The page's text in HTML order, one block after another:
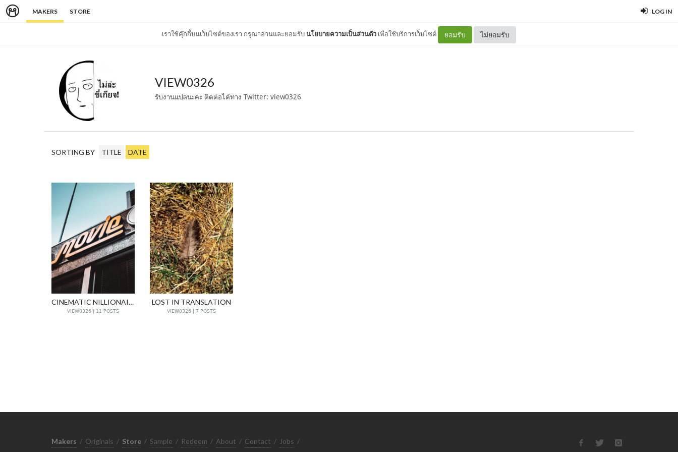
MAKERS STORE LOG IN
เราใช้คุ๊กกี้บนเว็บไซต์ของเรา กรุณาอ่านและยอมรับนโยบายความเป็นส่วนตัว เพื่อใช้บริการเว็บไซต์ ยอมรับ ไม่ยอมรับ
VIEW0326
รับงานแปลนะคะ ติดต่อได้ทาง Twitter: view0326
SORTING BY TITLE DATE
CINEMATIC NILLIONAIRE
VIEW0326 | 11 POSTS
LOST IN TRANSLATION
VIEW0326 | 7 POSTS
Makers / Originals / Store / Sample / Redeem / About / Contact / Jobs /